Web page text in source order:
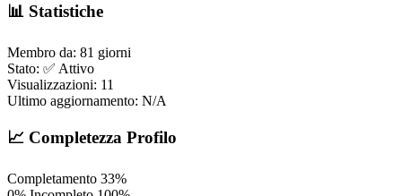
📊 Statistiche
Membro da: 81 giorni
Stato: ✅ Attivo
Visualizzazioni: 11
Ultimo aggiornamento: N/A
📈 Completezza Profilo
Completamento 33%